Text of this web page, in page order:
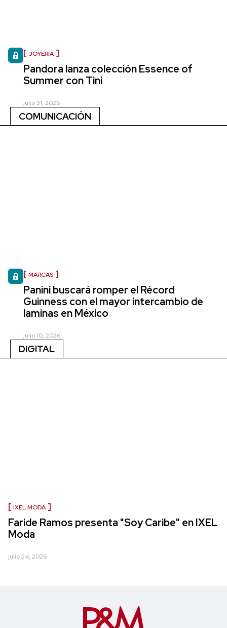
JOYERÍA
Pandora lanza colección Essence of
Summer con Tini
julio 31, 2026
COMUNICACIÓN
MARCAS
Panini buscará romper el Récord
Guinness con el mayor intercambio de
laminas en México
julio 10, 2026
DIGITAL
IXEL MODA
Faride Ramos presenta "Soy Caribe" en IXEL
Moda
julio 24, 2026